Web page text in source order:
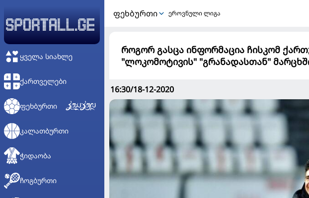
ᲧᲕᲔᲚᲐ ᲡᲘᲐᲮᲚᲔ
ᲥᲐᲠᲗᲕᲔᲚᲔᲑᲘ
ᲤᲔᲮᲑᲣᲠᲗᲘ
ᲙᲐᲚᲐᲗᲑᲣᲠᲗᲘ
ᲭᲘᲓᲐᲝᲑᲐ
ᲩᲝᲒᲑᲣᲠᲗᲘ
ᲤᲔᲮᲑᲣᲠᲗᲘ ეროვნული ლიგა
როგორ გასცა ინფორმაცია ჩისკომ
"ლოკომოტივის" "გრანადასთან"
16:30/18-12-2020